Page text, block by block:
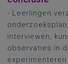
- Leerlingen
interviewen,
observaties in
experimenteren